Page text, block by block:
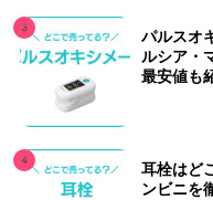
パルスオ
ルシア・
最安値も
耳栓はど
ンビニを